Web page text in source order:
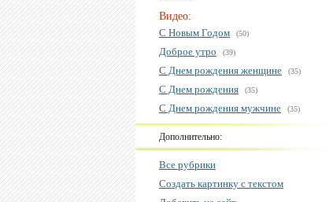
Видео:
С Новым Годом
(50)
Доброе утро (39)
С Днем рождения женщине (35)
С Днем рождения (35)
С Днем рождения мужчине (35)
Дополнительно:
Все рубрики
Создать картинку с текстом